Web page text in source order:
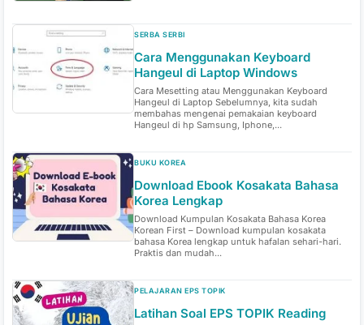
SERBA SERBI
Cara Menggunakan Keyboard
Hangeul di Laptop Windows
Cara Mesetting atau Menggunakan Keyboard
Hangeul di Laptop Sebelumnya, kita sudah
membahas mengenai pemakaian keyboard
Hangeul di hp Samsung, Iphone,...
BUKU KOREA
Download Ebook Kosakata Bahasa
Korea Lengkap
Download Kumpulan Kosakata Bahasa Korea
Korean First – Download kumpulan kosakata
bahasa Korea lengkap untuk hafalan sehari-hari.
Praktis dan mudah...
PELAJARAN EPS TOPIK
Latihan Soal EPS TOPIK Reading